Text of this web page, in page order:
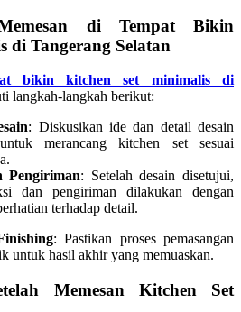
di Tempat Bikin
di Tangerang Selatan
bikin kitchen set minimalis di
langkah-langkah berikut:
: Diskusikan ide dan detail desain
merancang kitchen set sesuai
Pengiriman: Setelah desain disetujui,
dan pengiriman dilakukan dengan
terhadap detail.
: Pastikan proses pemasangan
untuk hasil akhir yang memuaskan.
Memesan Kitchen Set